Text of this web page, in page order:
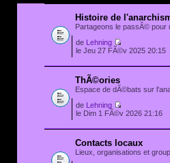
Histoire de
Partageons le passÃ© pour
de
Lehning
le Jeu 27 FÃ©v 2025 20:15
ThÃ©ories
Espace de dÃ©bats sur
de
Lehning
le Dim 1 FÃ©v 2026 21:16
Contacts locaux
Lieux, organisations et